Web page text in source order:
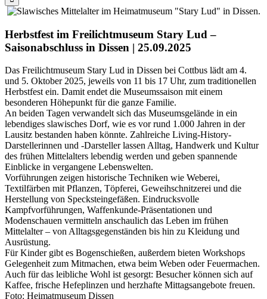
Herbstfest im Freilichtmuseum Stary Lud –
Saisonabschluss in Dissen | 25.09.2025
Das Freilichtmuseum Stary Lud in Dissen bei Cottbus lädt am 4.
und 5. Oktober 2025, jeweils von 11 bis 17 Uhr, zum traditionellen
Herbstfest ein. Damit endet die Museumssaison mit einem
besonderen Höhepunkt für die ganze Familie.
An beiden Tagen verwandelt sich das Museumsgelände in ein
lebendiges slawisches Dorf, wie es vor rund 1.000 Jahren in der
Lausitz bestanden haben könnte. Zahlreiche Living-History-
Darstellerinnen und -Darsteller lassen Alltag, Handwerk und Kultur
des frühen Mittelalters lebendig werden und geben spannende
Einblicke in vergangene Lebenswelten.
Vorführungen zeigen historische Techniken wie Weberei,
Textilfärben mit Pflanzen, Töpferei, Geweihschnitzerei und die
Herstellung von Specksteingefäßen. Eindrucksvolle
Kampfvorführungen, Waffenkunde-Präsentationen und
Modenschauen vermitteln anschaulich das Leben im frühen
Mittelalter – von Alltagsgegenständen bis hin zu Kleidung und
Ausrüstung.
Für Kinder gibt es Bogenschießen, außerdem bieten Workshops
Gelegenheit zum Mitmachen, etwa beim Weben oder Feuermachen.
Auch für das leibliche Wohl ist gesorgt: Besucher können sich auf
Kaffee, frische Hefeplinzen und herzhafte Mittagsangebote freuen.
Foto: Heimatmuseum Dissen